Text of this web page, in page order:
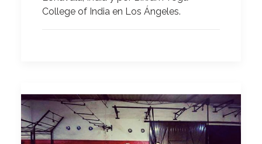
College of India en Los Ángeles.